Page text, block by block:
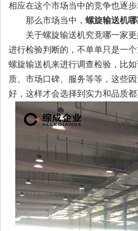
相应在这个市场当中的竞争也逐步
那么市场当中，螺旋输送机
关于螺旋输送机究竟哪一家
进行检验判断的，不单单只是一
螺旋输送机来进行调查检验，比
质、市场口碑、服务等等，这些
好，这样才会选择到实力和品质